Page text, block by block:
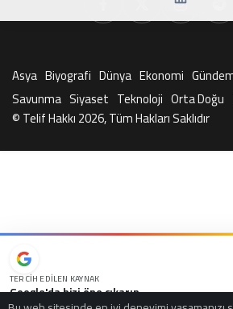
Asya Biyografi Dünya Ekonomi
Savunma Siyaset Teknoloji Orta Doğu
© Telif Hakkı 2026, Tüm Hakları Saklıdır
TERCIH EDILEN KAYNAK
Google'da bizi öne çıkarın